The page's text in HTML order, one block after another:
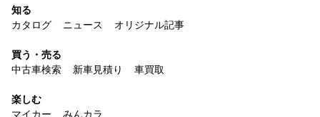
知る
カタログ
ニュース オリジナル記事
買う・売る
中古車検索
新車見積り 車買取
楽しむ
マイカー
みんカラ